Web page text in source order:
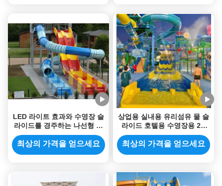
LED 라이트 효과와 수영장 슬
라이드를 경주하는 나선형 둘
러싸인 워터 슬라이드 무지개
최상의 가격을 얻으세요
상업용 실내용 유리섬유 물 슬
라이드 호텔용 수영장용 2D
디자인으로 컬러풀 레이싱 슬
라이드
최상의 가격을 얻으세요